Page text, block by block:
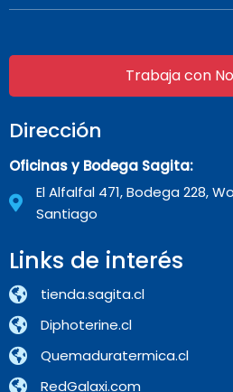
Trabaja con
Dirección
Oficinas y Bodega Sagita:
El Alfalfal 471, Bodega 228,
Santiago
Links de interés
tienda.sagita.cl
Diphoterine.cl
Quemaduratermica.cl
RedGalaxi.com